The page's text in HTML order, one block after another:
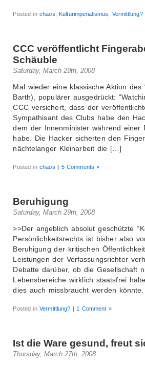
Posted inchaos ,Kulturimperialismus Vermittlung?
CCC veröffentlicht
Schäuble
Saturday, March 29th, 2008
Mal wieder eine klassische Aktion des
Barth), populärer ausgedrückt:
CCC versichert, dass der
Sympathisant des Clubs habe den
dem der Innenminister während einer
habe. Die Hacker sicherten den
nächtelanger Kleinarbeit die […]
Posted inchaos | 5 Comments »
Beruhigung
Saturday, March 29th, 2008
>>Der angeblich absolut geschützte
Persönlichkeitsrechts ist bisher also
Beruhigung der kritischen
Leistungen der Verfassungsrichter
Debatte darüber, ob die Gesellschaft
Lebensbereiche wirklich staatsfrei
dies auch missbraucht werden könnte.
Posted inVermittlung? | 1 Comment »
Ist die Ware gesund, freut
Thursday, March 27th, 2008